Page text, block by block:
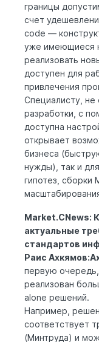
границы
счет
code —
уже имеющиеся
реализовать
доступен для
привлечения
Специалисту,
разработки, с
доступна
открывает
бизнеса
нужды), так и
гипотез, сборки
Market.CNews:
актуальные
стандартов
Раис
первую
реализован
alone решений.
Например,
соответствует
(Минтруда) и